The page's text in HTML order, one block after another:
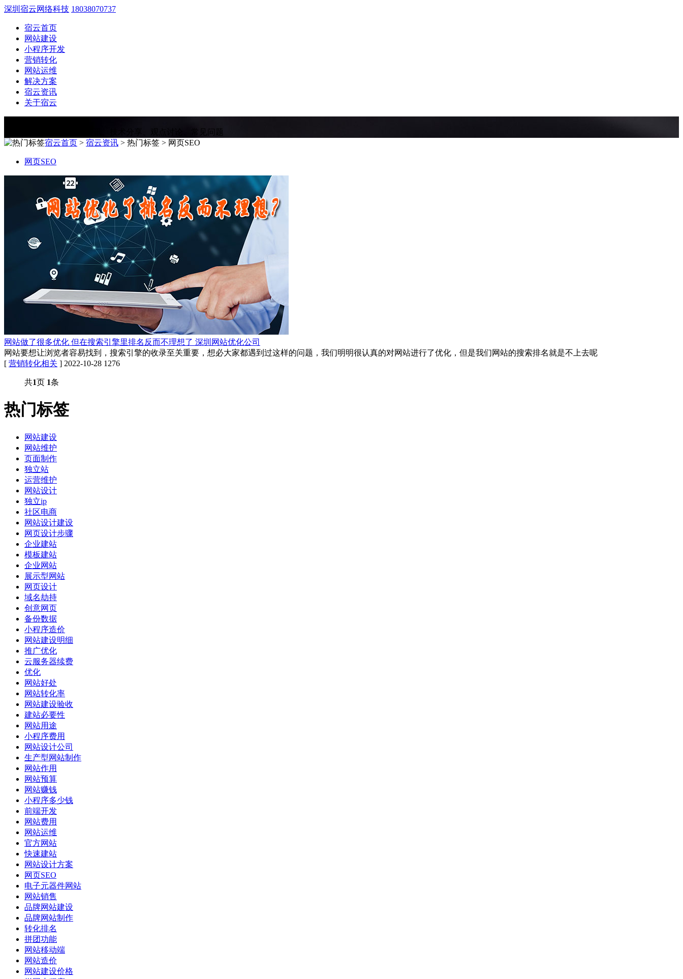
深圳宿云网络科技 18038070737
宿云首页
网站建设
小程序开发
营销转化
网站运维
解决方案
宿云资讯
关于宿云
为您提供网站建设相关资讯、技术分享、观点讨论、常见问题
宿云首页 > 宿云资讯 > 热门标签 > 网页SEO
网页SEO
网站做了很多优化 但在搜索引擎里排名反而不理想了 深圳网站优化公司
网站要想让浏览者容易找到，搜索引擎的收录至关重要，想必大家都遇到过这样的问题，我们明明很认真的对网站进行了优化，但是我们网站的搜索排名就是不上去呢
[ 营销转化相关 ] 2022-10-28 1276
共1页 1条
热门标签
网站建设
网站维护
页面制作
独立站
运营维护
网站设计
独立ip
社区电商
网站设计建设
网页设计步骤
企业建站
模板建站
企业网站
展示型网站
网页设计
域名劫持
创意网页
备份数据
小程序造价
网站建设明细
推广优化
云服务器续费
优化
网站好处
网站转化率
网站建设验收
建站必要性
网站用途
小程序费用
网站设计公司
生产型网站制作
网站作用
网站预算
网站赚钱
小程序多少钱
前端开发
网站费用
网站运维
官方网站
快速建站
网站设计方案
网页SEO
电子元器件网站
网站销售
品牌网站建设
品牌网站制作
转化排名
拼团功能
网站移动端
网站造价
网站建设价格